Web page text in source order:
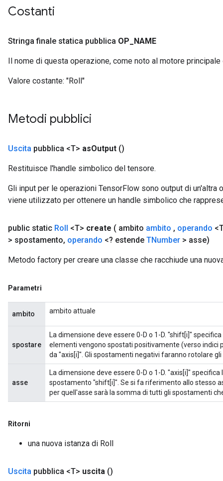
Costanti
Stringa finale statica pubblica OP NAME
Il nome di questa operazione, come noto al motore
Valore costante: "Roll"
Metodi pubblici
Uscita pubblica <T> asOutput ()
Restituisce l'handle simbolico del tensore.
Gli input per le operazioni TensorFlow sono output di un'altra
viene utilizzato per ottenere un handle simbolico che
public static Roll <T> create ( ambito ambito , operando
> spostamento, operando <? estende TNumber > asse)
Metodo factory per creare una classe che racchiude una
Parametri
ambito ambito attuale
spostare
La dimensione deve essere 0-D o ​​1-D. "shift[i]"
elementi vengono spostati positivamente (verso indici
da "axis[i]". Gli spostamenti negativi faranno rotolare
asse
La dimensione deve essere 0-D o ​​1-D. "axis[i]"
spostamento "shift[i]". Se si fa riferimento allo stesso
per quell'asse sarà la somma di tutti gli spostamenti
Ritorni
una nuova istanza di Roll
Uscita pubblica <T> uscita ()